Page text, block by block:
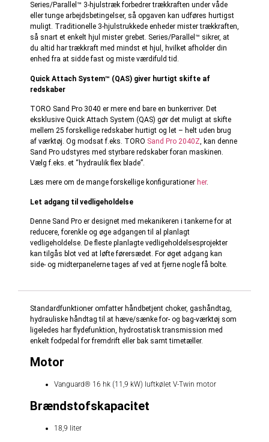
Series/Parallel™ 3-hjulstræk forbedrer trækkraften under våde
eller tunge arbejdsbetingelser, så opgaven kan udføres hurtigst
muligt. Traditionelle 3-hjulstrukkede enheder mister trækkraften,
så snart et enkelt hjul mister grebet. Series/Parallel™ sikrer, at
du altid har trækkraft med mindst et hjul, hvilket afholder din
enhed fra at sidde fast og miste værdifuld tid.
Quick Attach System™ (QAS) giver hurtigt skifte af
redskaber
TORO Sand Pro 3040 er mere end bare en bunkerriver. Det
eksklusive Quick Attach System (QAS) gør det muligt at skifte
mellem 25 forskellige redskaber hurtigt og let – helt uden brug
af værktøj. Og modsat f.eks. TORO Sand Pro 2040Z, kan denne
Sand Pro udstyres med styrbare redskaber foran maskinen.
Vælg f.eks. et “hydraulik flex blade”.
Læs mere om de mange forskellige konfigurationer her.
Let adgang til vedligeholdelse
Denne Sand Pro er designet med mekanikeren i tankerne for at
reducere, forenkle og øge adgangen til al planlagt
vedligeholdelse. De fleste planlagte vedligeholdelsesprojekter
kan tilgås blot ved at løfte førersædet. For øget adgang kan
side- og midterpanelerne tages af ved at fjerne nogle få bolte.
Standardfunktioner omfatter håndbetjent choker, gashåndtag,
hydrauliske håndtag til at hæve/sænke for- og bag-værktøj som
ligeledes har flydefunktion, hydrostatisk transmission med
enkelt fodpedal for fremdrift eller bak samt timetæller.
Motor
Vanguard® 16 hk (1 1,9 kW) luftkølet V-Twin motor
Brændstofskapacitet
18,9 liter